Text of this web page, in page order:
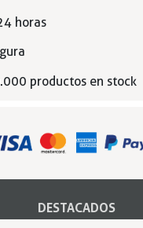
horas
productos en stock
DESTACADOS